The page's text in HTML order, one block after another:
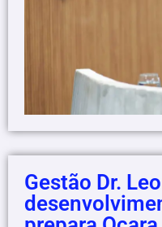
Gestão Dr.